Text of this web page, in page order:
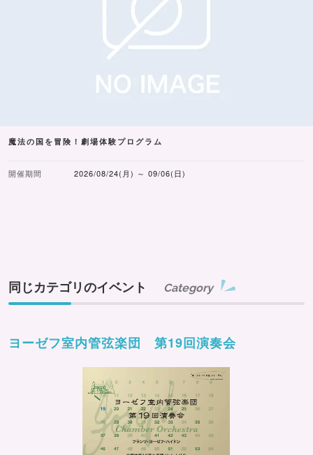
魔法の国を冒険！劇場体験プログラム
開催期間 2026/08/24(月) ～ 09/06(日)
同じカテゴリのイベント Category
ヨーゼフ室内管弦楽団 第19回演奏会